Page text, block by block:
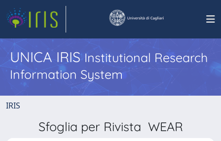
UNICA IRISInstitutional Research
Information System
IRIS
Sfoglia per Rivista WEAR